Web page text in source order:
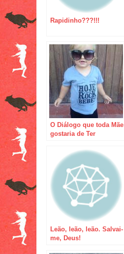
Rapidinho???!!!
O Diálogo que toda Mãe
gostaria de Ter
Leão, leão, leão. Salvai-
me, Deus!